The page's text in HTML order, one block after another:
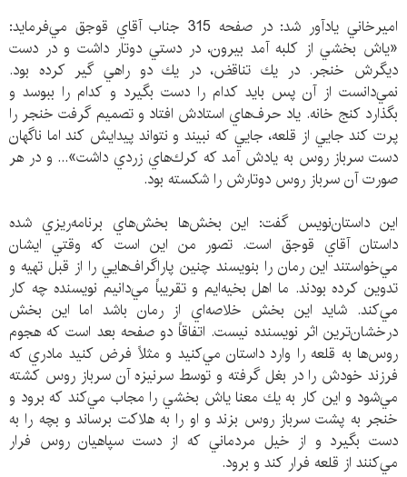
اميرخاني يادآور شد: در صفحه 315 جناب آقاي قوجق مي‌فرمايد:
«ياش بخشي از كلبه آمد بيرون، در دستي دوتار داشت و در دست
ديگرش خنجر. در يك تناقض، در يك دو راهي گير كرده بود.
نمي‌دانست از آن پس بايد كدام را دست بگيرد و كدام را ببوسد و
بگذارد كنج خانه. ياد حرف‌هاي استادش افتاد و تصميم گرفت خنجر را
پرت كند جايي از قلعه، جايي كه نبيند و نتواند پيدايش كند اما ناگهان
دست سرباز روس به يادش آمد كه كرك‌هاي زردي داشت»... و در هر
صورت آن سرباز روس دوتارش را شكسته بود.
اين داستان‌نويس گفت: اين بخش‌ها بخش‌هاي برنامه‌ريزي شده
داستان آقاي قوجق است. تصور من اين است كه وقتي ايشان
مي‌خواستند اين رمان را بنويسند چنين پاراگراف‌هايي را از قبل تهيه و
تدوين كرده بودند. ما اهل بخيه‌ايم و تقريباً مي‌دانيم نويسنده چه كار
مي‌كند. شايد اين بخش خلاصه‌اي از رمان باشد اما اين بخش
درخشان‌ترين اثر نويسنده نيست. اتفاقاً دو صفحه بعد است كه هجوم
روس‌ها به قلعه را وارد داستان مي‌كنيد و مثلاً فرض كنيد مادري كه
فرزند خودش را در بغل گرفته و توسط سرنيزه آن سرباز روس كشته
مي‌شود و اين كار به يك معنا ياش بخشي را مجاب مي‌كند كه برود و
خنجر به پشت سرباز روس بزند و او را به هلاكت برساند و بچه را به
دست بگيرد و از خيل مردماني كه از دست سپاهيان روس فرار
مي‌كنند از قلعه فرار كند و برود.